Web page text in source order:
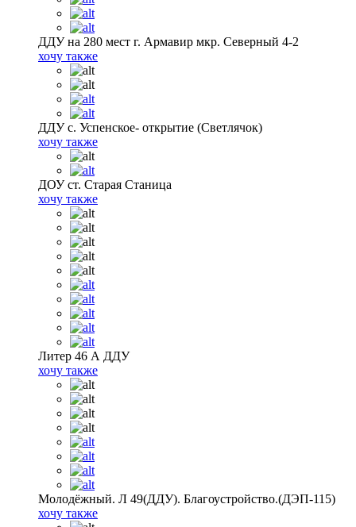
ДДУ на 280 мест г. Армавир мкр. Северный 4-2
хочу также
ДДУ с. Успенское- открытие (Светлячок)
хочу также
ДОУ ст. Старая Станица
хочу также
Литер 46 А ДДУ
хочу также
Молодёжный. Л 49(ДДУ). Благоустройство.(ДЭП-115)
хочу также